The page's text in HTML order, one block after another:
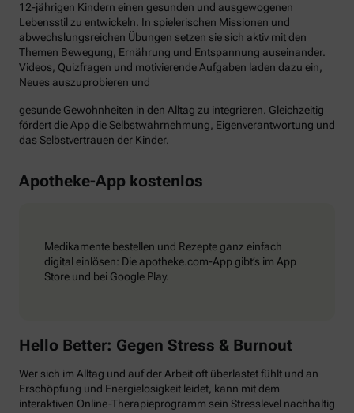
12-jährigen Kindern einen gesunden und ausgewogenen
Lebensstil zu entwickeln. In spielerischen Missionen und
abwechslungsreichen Übungen setzen sie sich aktiv mit den
Themen Bewegung, Ernährung und Entspannung auseinander.
Videos, Quizfragen und motivierende Aufgaben laden dazu ein,
Neues auszuprobieren und
gesunde Gewohnheiten in den Alltag zu integrieren. Gleichzeitig
fördert die App die Selbstwahrnehmung, Eigenverantwortung und
das Selbstvertrauen der Kinder.
Apotheke-App kostenlos
Medikamente bestellen und Rezepte ganz einfach
digital einlösen: Die apotheke.com-App gibt’s im App
Store und bei Google Play.
Hello Better: Gegen Stress & Burnout
Wer sich im Alltag und auf der Arbeit oft überlastet fühlt und an
Erschöpfung und Energielosigkeit leidet, kann mit dem
interaktiven Online-Therapieprogramm sein Stresslevel nachhaltig